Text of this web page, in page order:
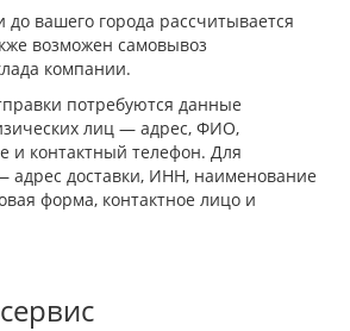
до вашего города рассчитывается
возможен самовывоз
компании.
потребуются данные
лиц — адрес, ФИО,
и контактный телефон. Для
адрес доставки, ИНН, наименование
форма, контактное лицо и